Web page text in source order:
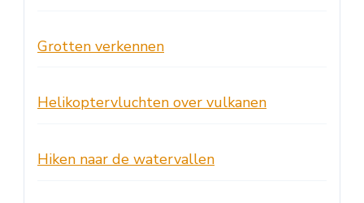
Grotten verkennen
Helikoptervluchten over vulkanen
Hiken naar de watervallen